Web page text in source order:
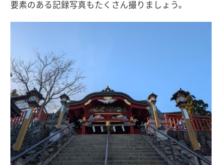
要素のある記録写真もたくさん撮りましょう。